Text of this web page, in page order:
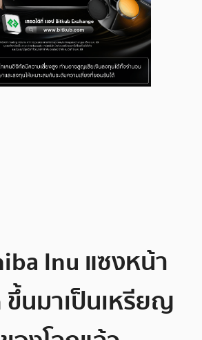
Inu แซงหน้า
ขึ้นมาเป็นเหรียญ